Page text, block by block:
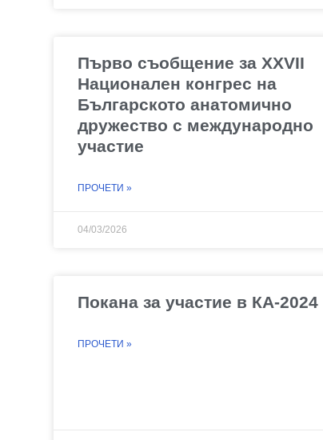
Първо съобщение за XXVII
Национален конгрес на
Българското анатомично
дружество с международно
участие
ПРОЧЕТИ »
04/03/2026
Покана за участие в КА-2024
ПРОЧЕТИ »